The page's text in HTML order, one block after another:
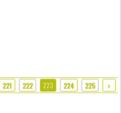
221 222 223 224 225